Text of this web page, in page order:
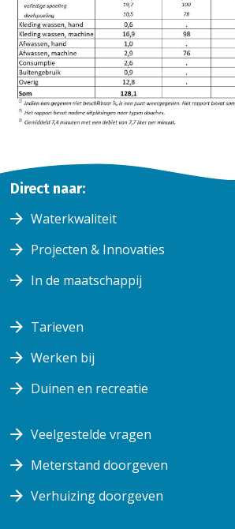
Home
Klantenservice
Watergebruik
Watergebruik
Direct naar:
Waterkwaliteit
Projecten & Innovaties
In de maatschappij
Tarieven
Werken bij
Duinen en recreatie
Veelgestelde vragen
Meterstand doorgeven
Verhuizing doorgeven